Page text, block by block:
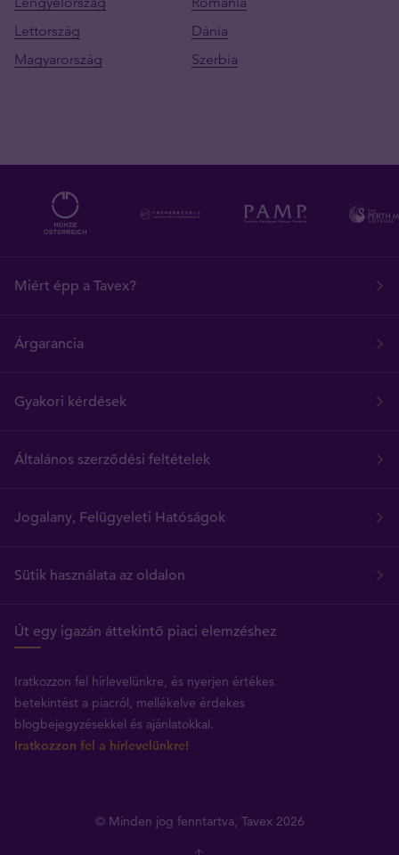
Lettország
Magyarország
Dánia
Szerbia
Miért épp a Tavex?
Árgarancia
Gyakori kérdések
Általános szerződési feltételek
Jogalany, Felügyeleti Hatóságok
Sütik használata az oldalon
Út egy igazán áttekintő piaci elemzéshez
Iratkozzon fel hírlevelünkre, és nyerjen értékes
betekintést a piacról, mellékelve érdekes
blogbejegyzésekkel és ajánlatokkal.
Iratkozzon fel a hírlevelünkre!
© Minden jog fenntartva, Tavex 2026